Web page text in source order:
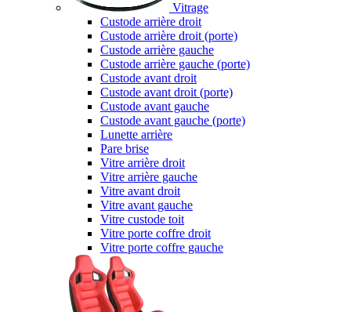
Vitrage
Custode arrière droit
Custode arrière droit (porte)
Custode arrière gauche
Custode arrière gauche (porte)
Custode avant droit
Custode avant droit (porte)
Custode avant gauche
Custode avant gauche (porte)
Lunette arrière
Pare brise
Vitre arrière droit
Vitre arrière gauche
Vitre avant droit
Vitre avant gauche
Vitre custode toit
Vitre porte coffre droit
Vitre porte coffre gauche